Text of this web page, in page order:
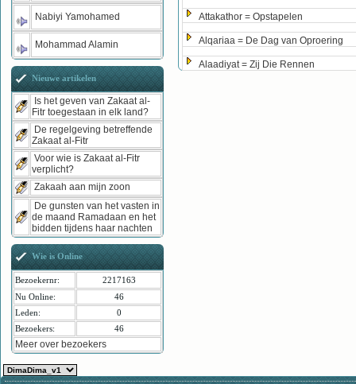
Attakathor = Opstapelen
Alqariaa = De Dag van Oproering
Alaadiyat = Zij Die Rennen
Nabiyi Yamohamed
Mohammad Alamin
Nieuwe artikelen
Is het geven van Zakaat al-
Fitr toegestaan in elk land?
De regelgeving betreffende
Zakaat al-Fitr
Voor wie is Zakaat al-Fitr
verplicht?
Zakaah aan mijn zoon
De gunsten van het vasten in
de maand Ramadaan en het
bidden tijdens haar nachten
Wie is Online
Bezoekernr:
2217163
Nu Online:
46
Leden:
0
Bezoekers:
46
Meer over bezoekers